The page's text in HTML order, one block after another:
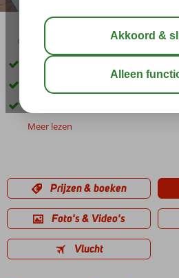
04:30 aug 27°C
Vlak bij het centrum en strand
Comfortabele 2-kamerappartementen
Meer lezen
Prijzen & boeken
Foto's & Video's
Vlucht